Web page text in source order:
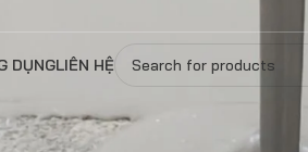
DỤNGLIÊN HỆ